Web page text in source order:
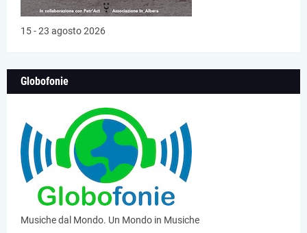
15 - 23 agosto 2026
Globofonie
Musiche dal Mondo. Un Mondo in Musiche